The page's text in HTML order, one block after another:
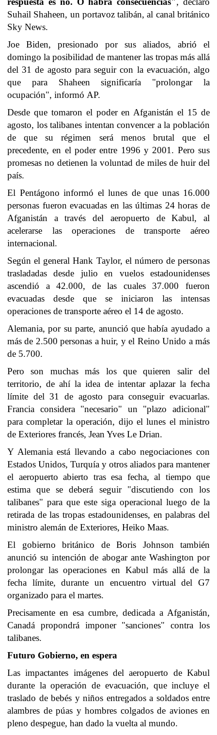
Suhail Shaheen, un portavoz talibán, al canal británico
Sky News.
Joe Biden, presionado por sus aliados, abrió el
domingo la posibilidad de mantener las tropas más allá
del 31 de agosto para seguir con la evacuación, algo
que para Shaheen significaría "prolongar la
ocupación", informó AP.
Desde que tomaron el poder en Afganistán el 15 de
agosto, los talibanes intentan convencer a la población
de que su régimen será menos brutal que el
precedente, en el poder entre 1996 y 2001. Pero sus
promesas no detienen la voluntad de miles de huir del
país.
El Pentágono informó el lunes de que unas 16.000
personas fueron evacuadas en las últimas 24 horas de
Afganistán a través del aeropuerto de Kabul, al
acelerarse las operaciones de transporte aéreo
internacional.
Según el general Hank Taylor, el número de personas
trasladadas desde julio en vuelos estadounidenses
ascendió a 42.000, de las cuales 37.000 fueron
evacuadas desde que se iniciaron las intensas
operaciones de transporte aéreo el 14 de agosto.
Alemania, por su parte, anunció que había ayudado a
más de 2.500 personas a huir, y el Reino Unido a más
de 5.700.
Pero son muchas más los que quieren salir del
territorio, de ahí la idea de intentar aplazar la fecha
límite del 31 de agosto para conseguir evacuarlas.
Francia considera "necesario" un "plazo adicional"
para completar la operación, dijo el lunes el ministro
de Exteriores francés, Jean Yves Le Drian.
Y Alemania está llevando a cabo negociaciones con
Estados Unidos, Turquía y otros aliados para mantener
el aeropuerto abierto tras esa fecha, al tiempo que
estima que se deberá seguir "discutiendo con los
talibanes" para que este siga operacional luego de la
retirada de las tropas estadounidenses, en palabras del
ministro alemán de Exteriores, Heiko Maas.
El gobierno británico de Boris Johnson también
anunció su intención de abogar ante Washington por
prolongar las operaciones en Kabul más allá de la
fecha límite, durante un encuentro virtual del G7
organizado para el martes.
Precisamente en esa cumbre, dedicada a Afganistán,
Canadá propondrá imponer "sanciones" contra los
talibanes.
Futuro Gobierno, en espera
Las impactantes imágenes del aeropuerto de Kabul
durante la operación de evacuación, que incluye el
traslado de bebés y niños entregados a soldados entre
alambres de púas y hombres colgados de aviones en
pleno despegue, han dado la vuelta al mundo.